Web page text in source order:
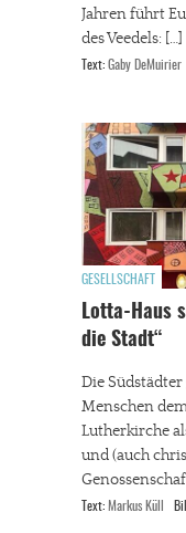
Jahren führt
des Veedels: […]
Text: Gaby DeMuirier
GESELLSCHAFT
Lotta-Haus
die Stadt“
Die Südstädter
Menschen
Lutherkirche
und (auch
Text: Markus Küll